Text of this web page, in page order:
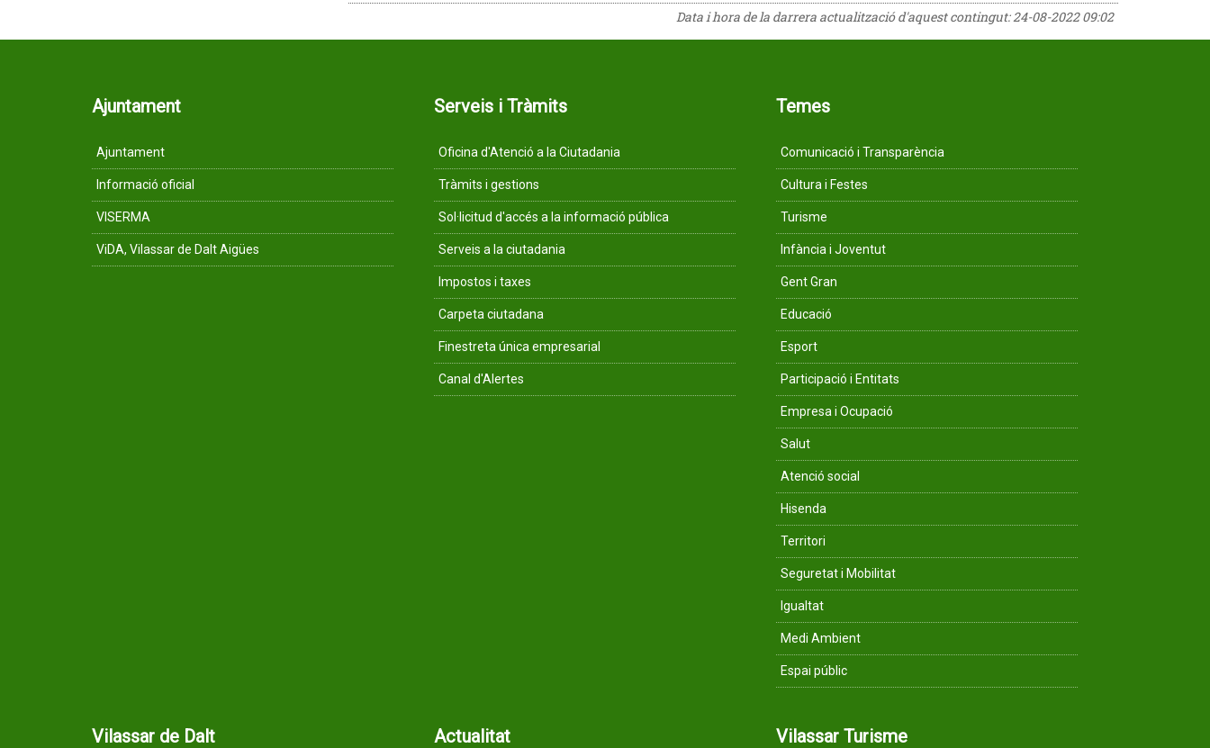
Data i hora de la darrera actualització d'aquest contingut:24-08-2022 09:02
Ajuntament
Ajuntament
Informació oficial
VISERMA
ViDA, Vilassar de Dalt Aigües
Serveis i Tràmits
Oficina d'Atenció a la Ciutadania
Tràmits i gestions
Sol·licitud d'accés a la informació pública
Serveis a la ciutadania
Impostos i taxes
Carpeta ciutadana
Finestreta única empresarial
Canal d'Alertes
Temes
Comunicació i Transparència
Cultura i Festes
Turisme
Infància i Joventut
Gent Gran
Educació
Esport
Participació i Entitats
Empresa i Ocupació
Salut
Atenció social
Hisenda
Territori
Seguretat i Mobilitat
Igualtat
Medi Ambient
Espai públic
Vilassar de Dalt Actualitat Vilassar Turisme